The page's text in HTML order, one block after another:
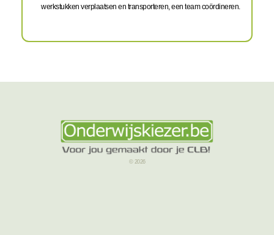
werkstukken verplaatsen en transporteren, een team coördineren.
© 2026